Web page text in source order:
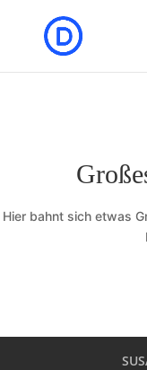
Hier bahnt sich etwas